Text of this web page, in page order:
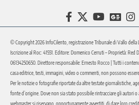
© Copyright 2026 InfoCilento, registrazione Tribunale di Vallo della
Iscrizione al Roc: 41551. Editore: Domenico Cerruti – Proprietà: Red
06134250650. Direttore responsabile: Ernesto Rocco | Tutti i
casa editrice, testi, immagini, video o commenti, non possono
Per le notizie o fotografie riportate da altre testate giornalistiche,
fonte d’origine. Dove non sia stato possibile rintracciare gli autori
webmaster si riservano, opportunamente avvertiti, di dare loro